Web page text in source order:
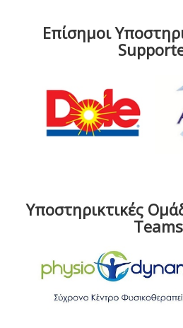
Επίσημοι
Υποστηρικτικές
Teams